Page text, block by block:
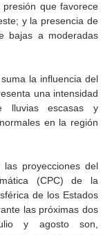
que favorece
y la presencia de
bajas a moderadas
la influencia del
una intensidad
lluvias escasas y
en la región
proyecciones del
(CPC) de la
de los Estados
las próximas dos
y agosto son,